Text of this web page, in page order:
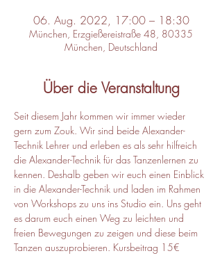
06. Aug. 2022, 17:00 – 18:30
München, Erzgießereistraße 48, 80335
München, Deutschland
Über die Veranstaltung
Seit diesem Jahr kommen wir immer wieder
gern zum Zouk. Wir sind beide Alexander-
Technik Lehrer und erleben es als sehr hilfreich
die Alexander-Technik für das Tanzenlernen zu
kennen. Deshalb geben wir euch einen Einblick
in die Alexander-Technik und laden im Rahmen
von Workshops zu uns ins Studio ein. Uns geht
es darum euch einen Weg zu leichten und
freien Bewegungen zu zeigen und diese beim
Tanzen auszuprobieren. Kursbeitrag 15€